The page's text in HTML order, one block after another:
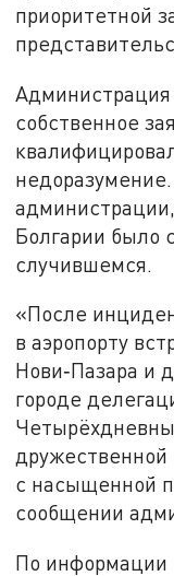
приоритетной
собственное
Болгарии было
случившемся.
«После
в аэропорту
Нови‑Пазара и
городе
дружественной
с насыщенной
сообщении
По информации